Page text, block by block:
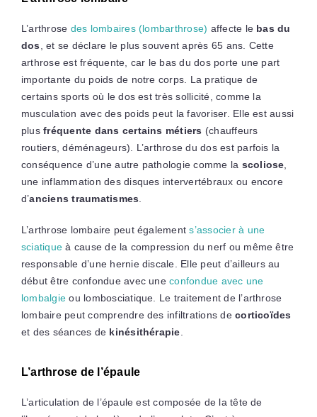
L’arthrose des lombaires (lombarthrose) affecte le bas du
dos
, et se déclare le plus souvent après 65 ans. Cette
arthrose est fréquente, car le bas du dos porte une part
importante du poids de notre corps. La pratique de
certains sports où le dos est très sollicité, comme la
musculation avec des poids peut la favoriser. Elle est aussi
plusfréquente dans certains métiers (chauffeurs
routiers, déménageurs). L’arthrose du dos est parfois la
conséquence d’une autre pathologie comme la scoliose
une inflammation des disques intervertébraux ou encore
d’anciens traumatismes
L’arthrose lombaire peut égalements’associer à une
sciatique à cause de la compression du nerf ou même être
responsable d’une hernie discale. Elle peut d’ailleurs au
début être confondue avec uneconfondue avec une
lombalgie ou lombosciatique. Le traitement de l’arthrose
lombaire peut comprendre des infiltrations decorticoïdes
et des séances de kinésithérapie
L’arthrose de l’épaule
L’articulation de l’épaule est composée de la tête de